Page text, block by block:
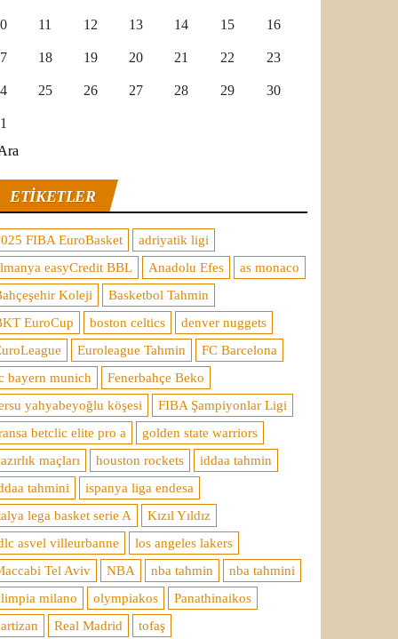
11 12 13 14 15 16
18 19 20 21 22 23
25 26 27 28 29 30
ETIKETLER
FIBA EuroBasket
adriyatik ligi
easyCredit BBL
Anadolu Efes
as monaco
Koleji
Basketbol Tahmin
EuroCup
boston celtics
denver nuggets
Euroleague Tahmin
FC Barcelona
bayern munich
Fenerbahçe Beko
yahyabeyoğlu köşesi
FIBA Şampiyonlar Ligi
betclic elite pro a
golden state warriors
maçları
houston rockets
iddaa tahmin
tahmini
ispanya liga endesa
lega basket serie A
Kızıl Yıldız
asvel villeurbanne
los angeles lakers
Tel Aviv
NBA nba tahmin
nba tahmini
milano
olympiakos
Panathinaikos
Real Madrid tofaş